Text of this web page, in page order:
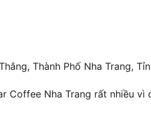
Thành Phố Nha Trang,
Coffee Nha Trang rất nhiều